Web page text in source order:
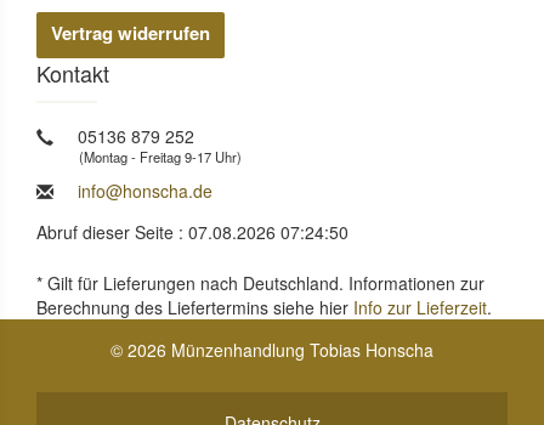
Vertrag widerrufen
Kontakt
05136 879 252
(Montag - Freitag 9-17 Uhr)
info@honscha.de
Abruf dieser Seite : 07.08.2026 07:24:50
* Gilt für Lieferungen nach Deutschland. Informationen zur
Berechnung des Liefertermins siehe hier Info zur Lieferzeit.
© 2026 Münzenhandlung Tobias Honscha